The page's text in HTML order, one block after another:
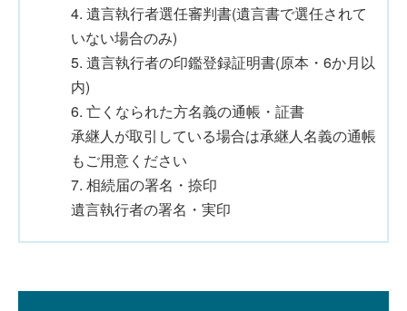
4. 遺言執行者選任審判書(遺言書で選任されて
いない場合のみ)
5. 遺言執行者の印鑑登録証明書(原本・6か月以
内)
6. 亡くなられた方名義の通帳・証書
承継人が取引している場合は承継人名義の通帳
もご用意ください
7. 相続届の署名・捺印
遺言執行者の署名・実印